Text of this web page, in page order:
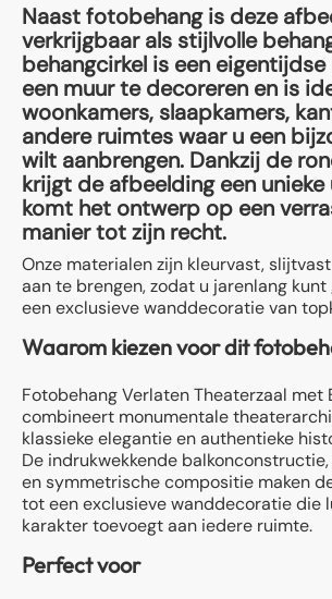
Naast fotobehang is deze
verkrijgbaar als stijlvolle
behangcirkel is een
een muur te decoreren en is
woonkamers, slaapkamers,
andere ruimtes waar u een
wilt aanbrengen. Dankzij de
krijgt de afbeelding een
komt het ontwerp op een
manier tot zijn recht.
Onze materialen zijn kleurvast,
aan te brengen, zodat u jarenlang
een exclusieve wanddecoratie van
Waarom kiezen voor dit
Fotobehang Verlaten Theaterzaal met
combineert monumentale
klassieke elegantie en authentieke
De indrukwekkende
en symmetrische compositie maken
tot een exclusieve wanddecoratie die
karakter toevoegt aan iedere ruimte.
Perfect voor